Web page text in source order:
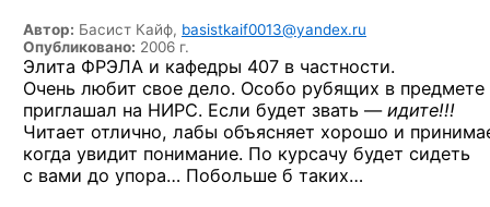
Автор: Басист Кайф, basistkaif0013@yandex.ru
Опубликовано: 2006 г.
Элита ФРЭЛА и кафедры 407 в частности.
Очень любит свое дело. Особо рубящих в предмете
приглашал на НИРС. Если будет звать — идите!!!
Читает отлично, лабы объясняет хорошо и
когда увидит понимание. По курсачу будет сидеть
с вами до упора… Побольше б таких…